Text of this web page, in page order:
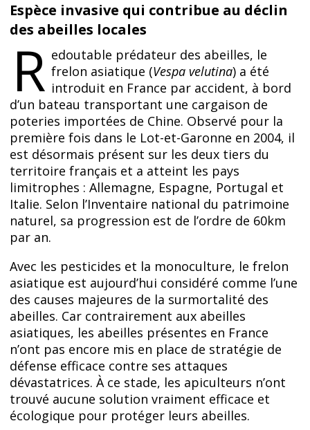
Espèce invasive qui contribue au déclin
des abeilles locales
R edoutable prédateur des abeilles, le
frelon asiatique (Vespa velutina) a été
introduit en France par accident, à bord
d’un bateau transportant une cargaison de
poteries importées de Chine. Observé pour la
première fois dans le Lot-et-Garonne en 2004, il
est désormais présent sur les deux tiers du
territoire français et a atteint les pays
limitrophes : Allemagne, Espagne, Portugal et
Italie. Selon l’Inventaire national du patrimoine
naturel, sa progression est de l’ordre de 60km
par an.
Avec les pesticides et la monoculture, le frelon
asiatique est aujourd’hui considéré comme l’une
des causes majeures de la surmortalité des
abeilles. Car contrairement aux abeilles
asiatiques, les abeilles présentes en France
n’ont pas encore mis en place de stratégie de
défense efficace contre ses attaques
dévastatrices. À ce stade, les apiculteurs n’ont
trouvé aucune solution vraiment efficace et
écologique pour protéger leurs abeilles.